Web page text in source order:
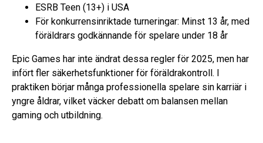
ESRB Teen (13+) i USA
För konkurrensinriktade turneringar: Minst 13 år, med
föräldrars godkännande för spelare under 18 år
Epic Games har inte ändrat dessa regler för 2025, men har
infört fler säkerhetsfunktioner för föräldrakontroll. I
praktiken börjar många professionella spelare sin karriär i
yngre åldrar, vilket väcker debatt om balansen mellan
gaming och utbildning.